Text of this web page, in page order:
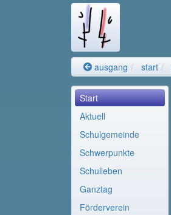
ausgang start
Start
Aktuell
Schulgemeinde
Schwerpunkte
Schulleben
Ganztag
Förderverein